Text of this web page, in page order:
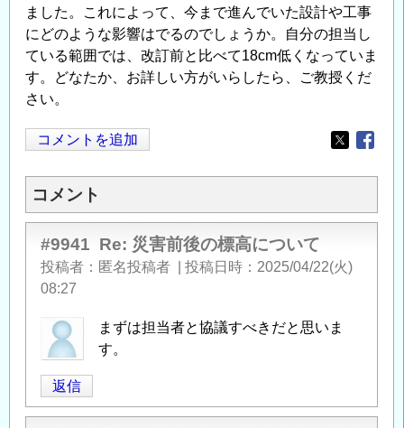
ました。これによって、今まで進んでいた設計や工事
にどのような影響はでるのでしょうか。自分の担当し
ている範囲では、改訂前と比べて18cm低くなっていま
す。どなたか、お詳しい方がいらしたら、ご教授くだ
さい。
コメントを追加
Opens in
コメント
#9941 Re: 災害前後の標高について
投稿者 匿名投稿者 投稿日時
2025/04/22(火)
08:27
まずは担当者と協議すべきだと思いま
す。
返信